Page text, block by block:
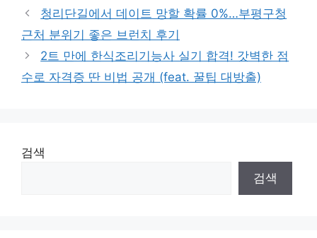
청리단길에서 데이트 망할 확률 0%…부평구청
근처 분위기 좋은 브런치 후기
2트 만에 한식조리기능사 실기 합격! 갓벽한 점
수로 자격증 딴 비법 공개 (feat. 꿀팁 대방출)
검색
검색